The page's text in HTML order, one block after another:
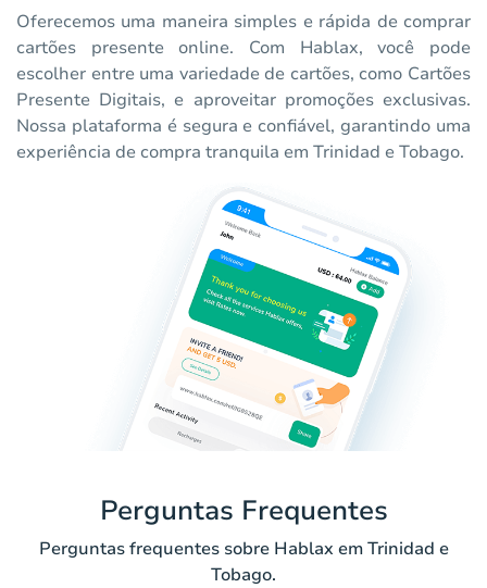
Oferecemos uma maneira simples e rápida de comprar
cartões presente online. Com Hablax, você pode
escolher entre uma variedade de cartões, como Cartões
Presente Digitais, e aproveitar promoções exclusivas.
Nossa plataforma é segura e confiável, garantindo uma
experiência de compra tranquila em Trinidad e Tobago.
Perguntas Frequentes
Perguntas frequentes sobre Hablax em Trinidad e
Tobago.